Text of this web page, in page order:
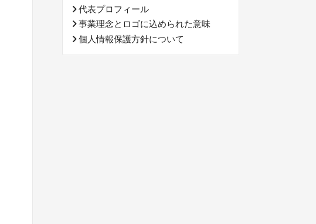
代表プロフィール
事業理念とロゴに込められた意味
個人情報保護方針について